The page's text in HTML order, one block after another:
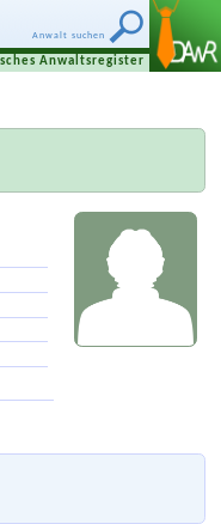
Anwalt suchen
Anwaltsregister